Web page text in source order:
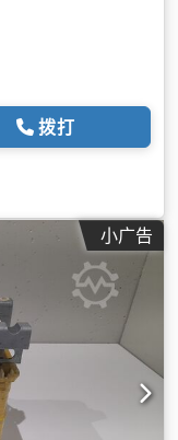
拨打
小广告